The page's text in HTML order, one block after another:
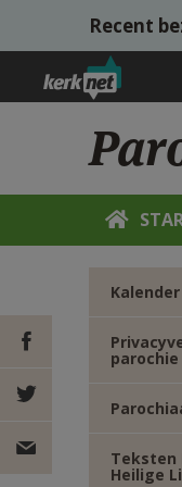
Overslaan en naar de
Recent
DEEL OP
FACEBOOK
DEEL OP Teksten
Heilige